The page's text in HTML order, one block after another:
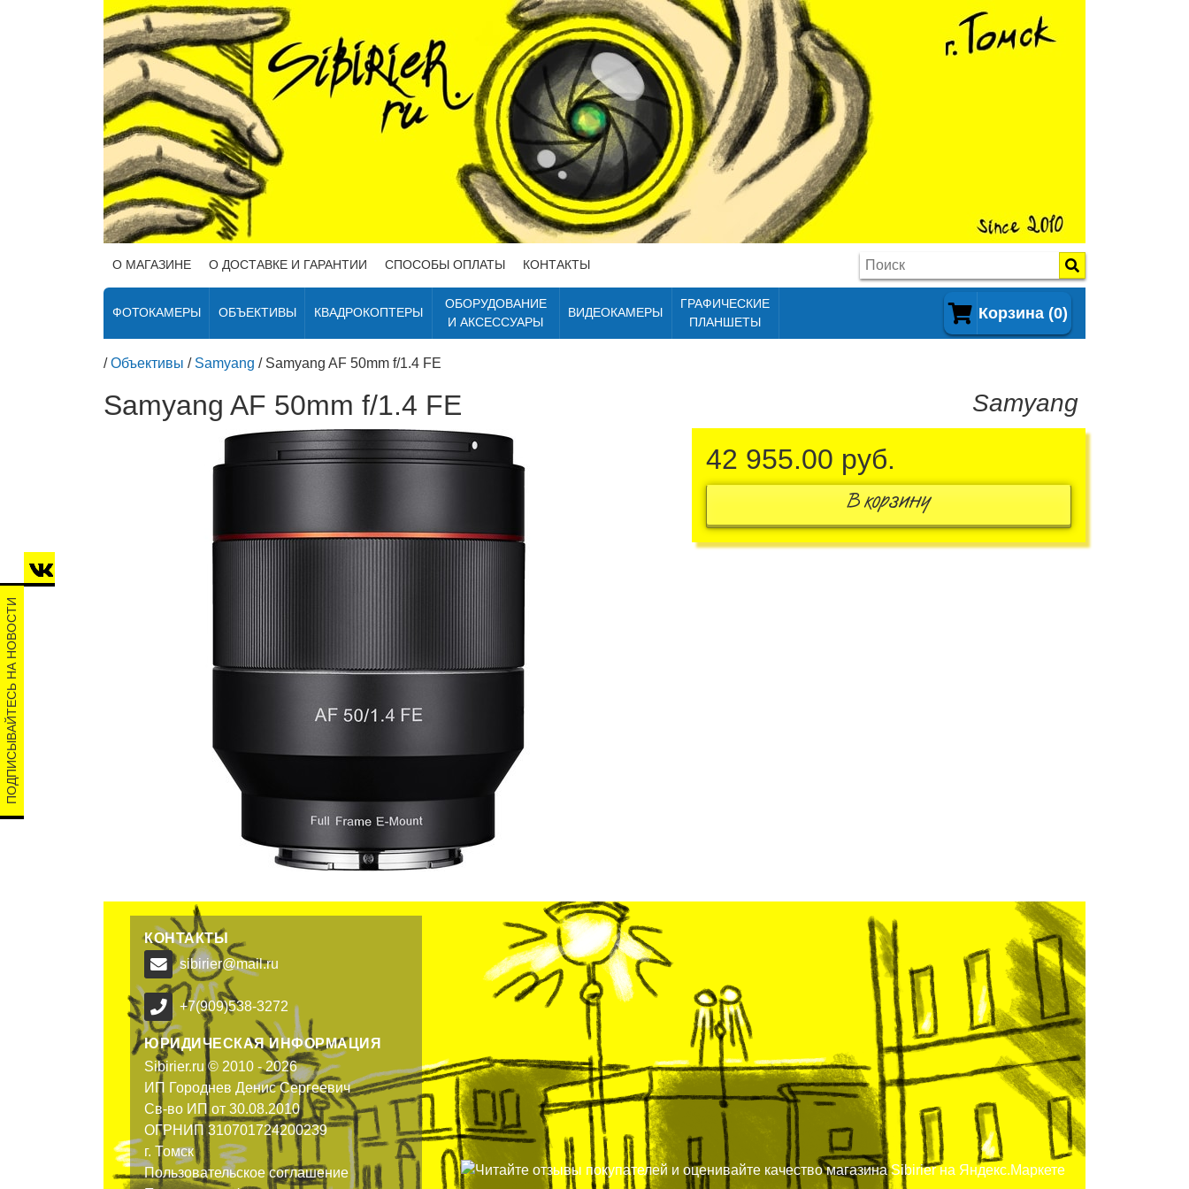
ПОДПИСЫВАЙТЕСЬ НА НОВОСТИ
О МАГАЗИНЕ О ДОСТАВКЕ И ГАРАНТИИ СПОСОБЫ ОПЛАТЫ КОНТАКТЫ
ФОТОКАМЕРЫ ОБЪЕКТИВЫ КВАДРОКОПТЕРЫ
ОБОРУДОВАНИЕ
И АКСЕССУАРЫ
ВИДЕОКАМЕРЫ
ГРАФИЧЕСКИЕ
ПЛАНШЕТЫ
Корзина (0)
/Объективы / Samyang / Samyang AF 50mm f/1.4 FE
Samyang AF 50mm f/1.4 FE Samyang
42 955.00 руб.
В корзину
КОНТАКТЫ
sibirier@mail.ru
+7(909)538-3272
ЮРИДИЧЕСКАЯ ИНФОРМАЦИЯ
Sibirier.ru © 2010 - 2026
ИП Городнев Денис Сергеевич
Св-во ИП от 30.08.2010
ОГРНИП 310701724200239
г. Томск
Пользовательское соглашение